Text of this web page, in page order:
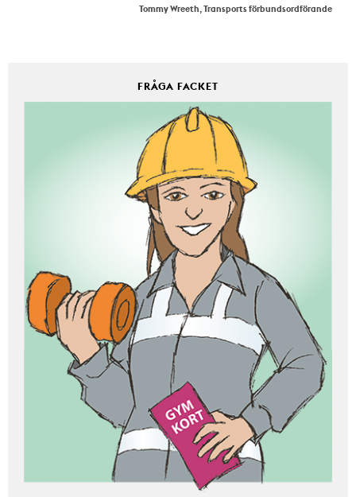
Tommy Wreeth, Transports förbundsordförande
FRÅGA FACKET